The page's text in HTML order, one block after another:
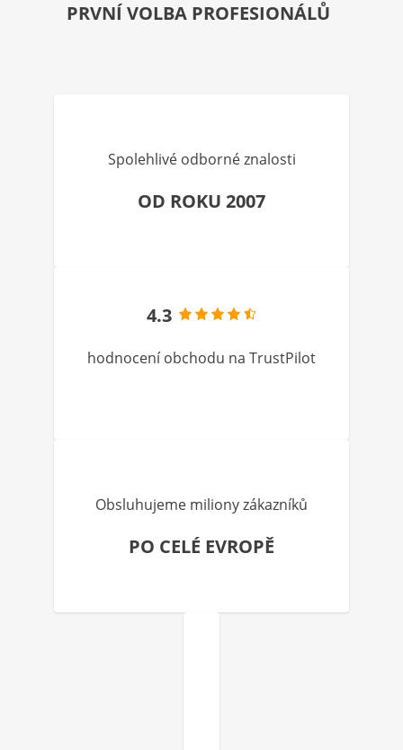
PRVNÍ VOLBA PROFESIONÁLŮ
Spolehlivé odborné znalosti
OD ROKU 2007
4.3
hodnocení obchodu na TrustPilot
Obsluhujeme miliony zákazníků
PO CELÉ EVROPĚ